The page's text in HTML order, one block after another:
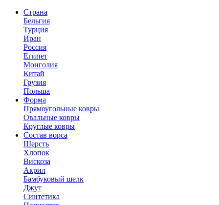
Страна
Бельгия
Турция
Иран
Россия
Египет
Монголия
Китай
Грузия
Польша
Форма
Прямоугольные ковры
Овальные ковры
Круглые ковры
Состав ворса
Шерсть
Хлопок
Вискоза
Акрил
Бамбуковый шелк
Джут
Синтетика